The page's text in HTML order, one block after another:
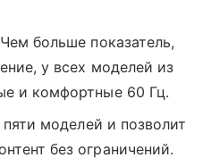
больше показатель,
у всех моделей из
и комфортные 60 Гц.
моделей и позволит
без ограничений.